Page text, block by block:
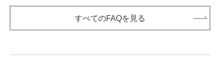
すべてのFAQを見る